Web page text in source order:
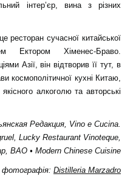
інтер’єр, вина з різних
сучасної китайської
Ектором Хіменес-Браво.
Азії, він відтворив її тут, в
космополітичної кухні Китаю,
алкоголю та авторські
Редакция, Vino e Cucina.
, Lucky Restaurant Vinoteque,
, BAO • Modern Chinese Cuisine
фотографія: Distilleria Marzadro